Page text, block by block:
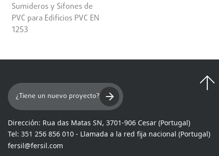
Sumideros y Sifones de
PVC para Edificios PVC EN
1253
¿Tiene un nuevo proyecto?
Dirección: Rua das Matas SN, 3701-906 Cesar (Portugal)
Tel: 351 256 856 010 - Llamada a la red fija nacional (Portugal)
fersil@fersil.com